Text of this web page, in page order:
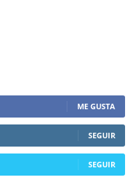
ME GUSTA
SEGUIR
SEGUIR